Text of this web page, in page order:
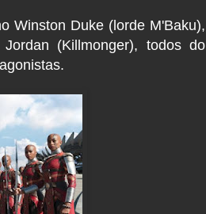
Winston Duke (lorde M'Baku),
(Killmonger), todos do